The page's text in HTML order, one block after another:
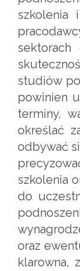
szkolenia
studiów
powinien
terminy,
określać
odbywać
szkolenia
do
oraz
klarowna,